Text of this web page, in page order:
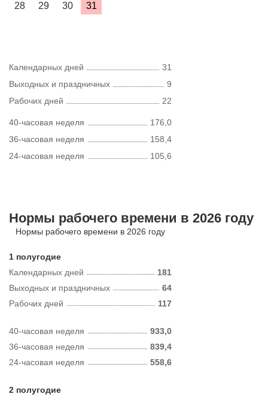
28
29 30 31
Календарных дней
31
Выходных и праздничных
9
Рабочих дней
22
40-часовая неделя
176,0
36-часовая неделя
158,4
24-часовая неделя
105,6
Нормы рабочего времени в 2026 году
Нормы рабочего времени в 2026 году
1 полугодие
Календарных дней
181
Рабочих дней 117
Выходных и праздничных 64
40-часовая неделя
933,0
36-часовая неделя
839,4
24-часовая неделя
558,6
2 полугодие